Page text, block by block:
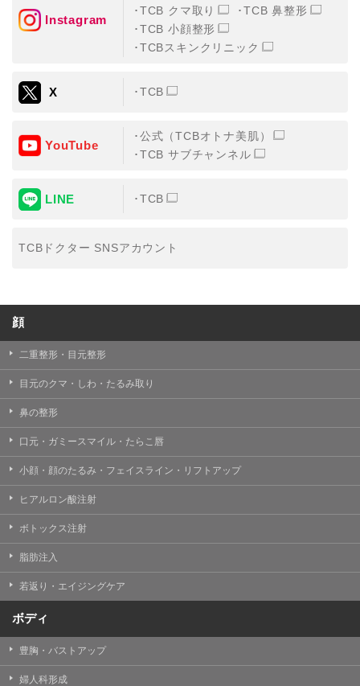
Instagram
TCB クマ取り
TCB 鼻整形
TCB 小顔整形
TCBスキンクリニック
X TCB
YouTube
公式（TCBオトナ美肌）
TCB サブチャンネル
LINE TCB
TCBドクター SNSアカウント
顔
二重整形・目元整形
目元のクマ・しわ・たるみ取り
鼻の整形
口元・ガミースマイル・たらこ唇
小顔・顔のたるみ・フェイスライン・リフトアップ
ヒアルロン酸注射
ボトックス注射
脂肪注入
若返り・エイジングケア
ボディ
豊胸・バストアップ
婦人科形成